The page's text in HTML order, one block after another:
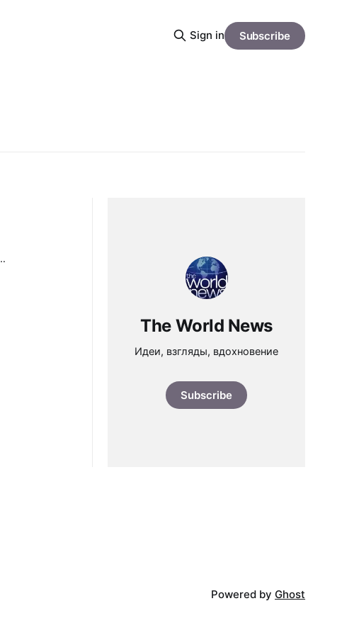
Sign in Subscribe
The World News
Идеи, взгляды, вдохновение
Subscribe
Powered byGhost